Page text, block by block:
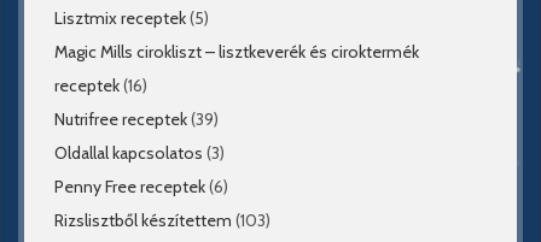
Lisztmix receptek(5)
Magic Mills cirokliszt – lisztkeverék és ciroktermék
receptek(16)
Nutrifree receptek(39)
Oldallal kapcsolatos (3)
Penny Free receptek(6)
Rizslisztből készítettem (103)